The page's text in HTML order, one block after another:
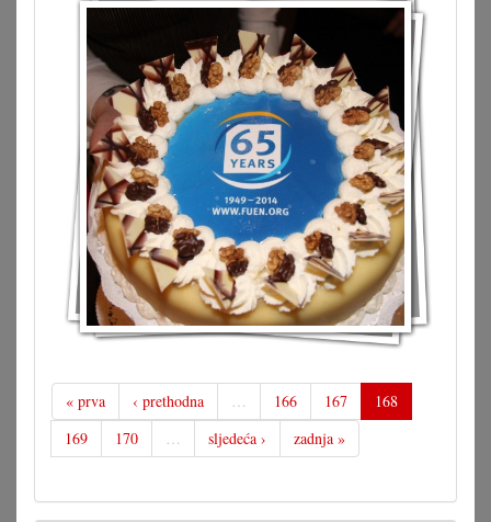
« prva ‹ prethodna … 166 167
168
169
170 … sljedeća › zadnja »